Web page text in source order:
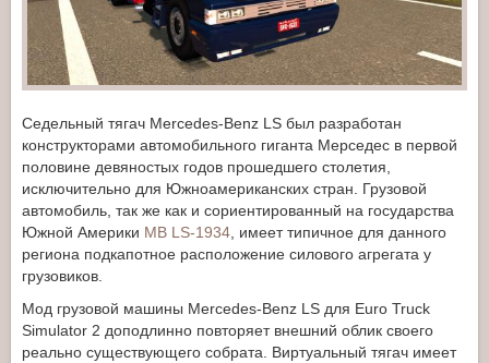
Седельный тягач Mercedes-Benz LS был разработан
конструкторами автомобильного гиганта Мерседес в первой
половине девяностых годов прошедшего столетия,
исключительно для Южноамериканских стран. Грузовой
автомобиль, так же как и сориентированный на государства
Южной Америки MB LS-1934 , имеет типичное для данного
региона подкапотное расположение силового агрегата у
грузовиков.
Мод грузовой машины Mercedes-Benz LS для Euro Truck
Simulator 2 доподлинно повторяет внешний облик своего
реально существующего собрата. Виртуальный тягач имеет